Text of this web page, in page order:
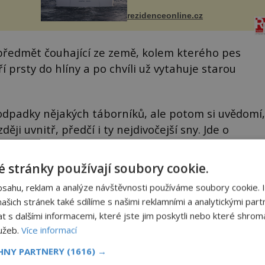
Casa, kterou byly vybaveny její
paluby. Monacký přístav nabízí
každoročn...
rezidenceonline.cz
čouhající ze země, kolem kterého pes
prsty do hlíny a po chvíli už vytahuje starou
nějakých táborníků, ale potom si uvědomí,
uvnitř, předčí i ty nejdivočejší sny. Jde o
mincí!
a po určité době shromažďuje 1400 mincí,
19. století. Jejich hodnota? V přepočtu
stránky používají soubory cookie.
reklam a analýze návštěvnosti používáme soubory cookie.
stránek také sdílíme s našimi reklamními a analytickými
s dalšími informacemi, které jste jim poskytli nebo které
Více informací
PARTNERY (1616) →